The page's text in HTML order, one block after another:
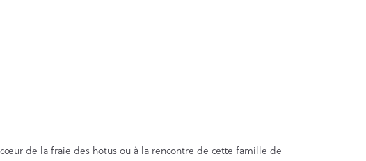
de la fraie des hotus ou à la rencontre de cette famille de